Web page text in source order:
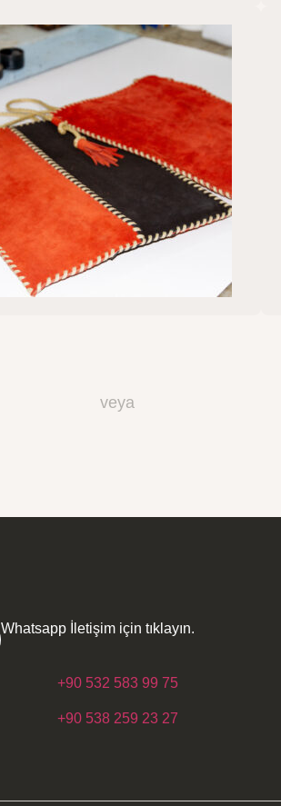
veya
Whatsapp İletişim için tıklayın.
+90 532 583 99 75
+90 538 259 23 27